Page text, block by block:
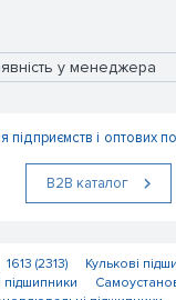
у менеджера
підприємств і оптових
В2В каталог
1613 (2313)
Кулькові
підшипники